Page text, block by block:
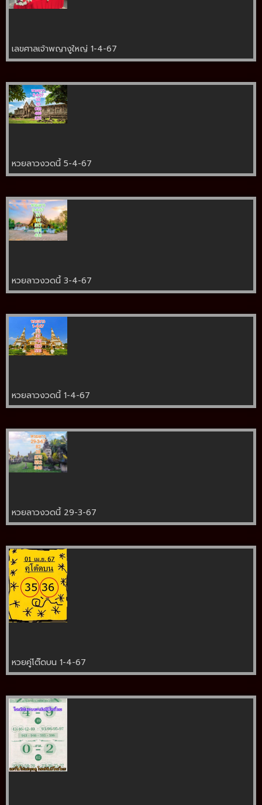
เลขศาลเจ้าพญางูใหญ่ 1-4-67
หวยลาวงวดนี้ 5-4-67
หวยลาวงวดนี้ 3-4-67
หวยลาวงวดนี้ 1-4-67
หวยลาวงวดนี้ 29-3-67
หวยคู่โต๊ดบน 1-4-67